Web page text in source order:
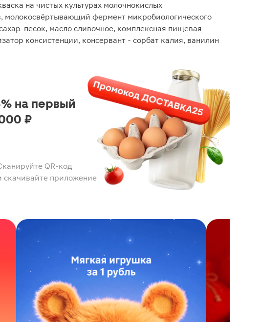
на чистых культурах молочнокислых
молокосвёртывающий фермент микробиологического
песок, масло сливочное, комплексная пищевая
консистенции, консервант - сорбат калия, ванилин
QR-код
скачивайте приложение
на первый
₽